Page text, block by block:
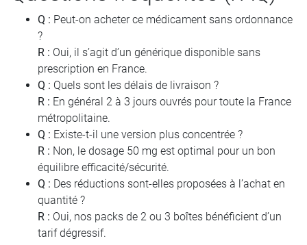
Q : Peut-on acheter ce médicament sans ordonnance
?
R : Oui, il s’agit d’un générique disponible sans
prescription en France.
Q : Quels sont les délais de livraison ?
R : En général 2 à 3 jours ouvrés pour toute la France
métropolitaine.
Q : Existe-t-il une version plus concentrée ?
R : Non, le dosage 50 mg est optimal pour un bon
équilibre efficacité/sécurité.
Q : Des réductions sont-elles proposées à l’achat en
quantité ?
R : Oui, nos packs de 2 ou 3 boîtes bénéficient d’un
tarif dégressif.